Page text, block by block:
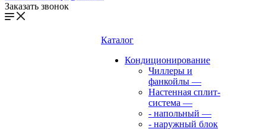
Заказать звонок
Каталог
Кондиционирование
Чиллеры и
фанкойлы —
Настенная сплит-
система —
- напольный —
- наружный блок